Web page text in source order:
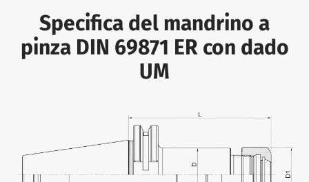
Specifica del mandrino a
pinza DIN 69871 ER con dado
UM